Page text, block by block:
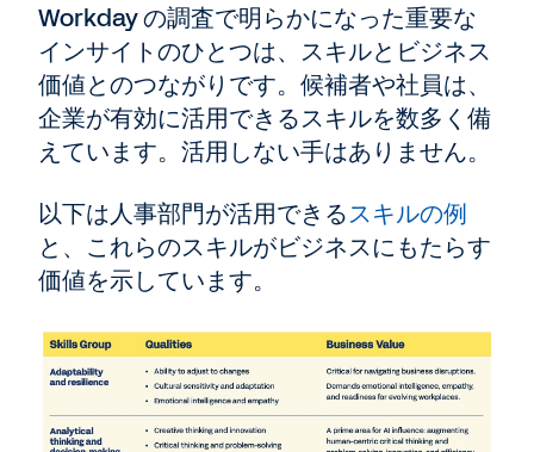
Workday の調査で明らかになった重要な
インサイトのひとつは、スキルとビジネス
価値とのつながりです。候補者や社員は、
企業が有効に活用できるスキルを数多く備
えています。活用しない手はありません。
以下は人事部門が活用できるスキルの例
と、これらのスキルがビジネスにもたらす
価値を示しています。